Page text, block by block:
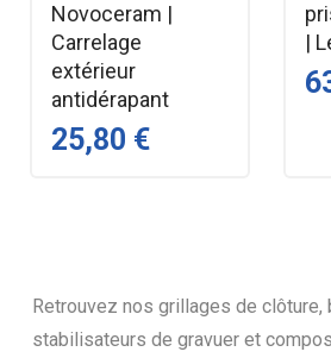
Novoceram |
Carrelage
extérieur
antidérapant
25,80 €
|
Retrouvez nos grillages de clôture,
stabilisateurs de gravuer et